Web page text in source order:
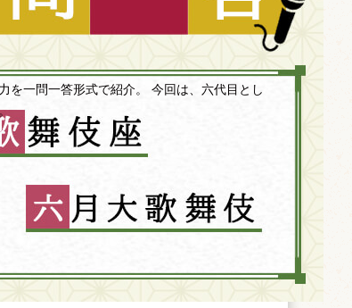
を一問一答形式で紹介。 今回は、六代目とし